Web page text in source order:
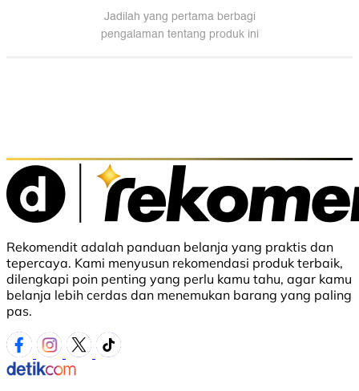
Rekomendit adalah panduan belanja yang praktis dan
tepercaya. Kami menyusun rekomendasi produk terbaik,
dilengkapi poin penting yang perlu kamu tahu, agar kamu
belanja lebih cerdas dan menemukan barang yang paling
pas.